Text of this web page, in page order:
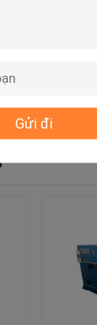
Gửi đi
Tiếp tục